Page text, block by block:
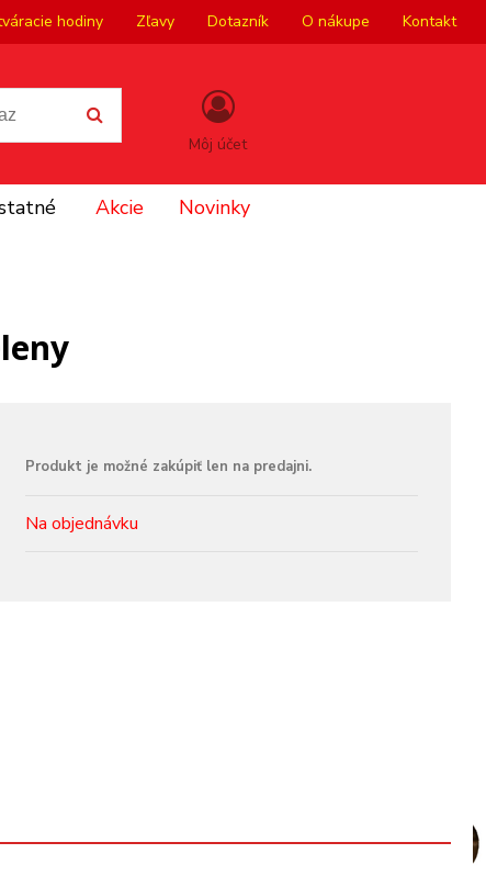
hodiny Zľavy Dotazník O nákupe Kontakt
Môj účet
Akcie Novinky
Na objednávku